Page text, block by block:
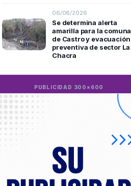
06/08/2026
Se determina alerta
amarilla para la comuna
de Castro y evacuación
preventiva de sector La
Chacra
PUBLICIDAD 300×600